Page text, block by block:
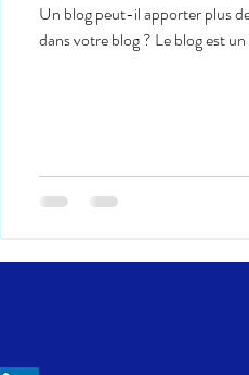
Un blog peut-il apporter plus
dans votre blog ?